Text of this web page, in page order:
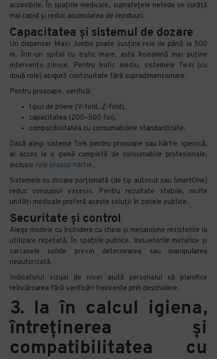
accesibile. În spațiile medicale, suprafețele netede se curăță
mai rapid și reduc acumularea de reziduuri.
Capacitatea și sistemul de dozare
Un dispenser Maxi Jumbo poate susține role de până la 500
m. Într-un spital cu trafic mare, asta înseamnă mai puține
intervenții zilnice. Pentru trafic mediu, sistemele Twin (cu
două role) asigură continuitate fără supradimensionare.
Pentru prosoape, verifică:
tipul de pliere (V-fold, Z-fold),
capacitatea (200–500 foi),
compatibilitatea cu consumabilele standardizate.
Dacă alegi sisteme Tork pentru prosoape sau hârtie igienică,
ai acces la o gamă completă de consumabile profesionale,
inclusiv role prosop hârtie.
Sistemele cu dozare porționată (de tip autocut sau SmartOne)
reduc consumul excesiv. Pentru rezultate stabile, multe
unități medicale preferă aceste soluții în zonele publice.
Securitate și control
Alege modele cu închidere cu cheie și mecanisme rezistente la
utilizare repetată. În spațiile publice, încuietorile metalice și
carcasele solide previn deteriorarea sau manipularea
neautorizată.
Indicatorul vizual de nivel ajută personalul să planifice
reîncărcarea fără verificări frecvente prin deschidere.
3. Ia în calcul igiena,
întreținerea și
compatibilitatea cu